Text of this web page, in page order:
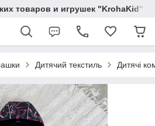
товаров и игрушек "KrohaKid"
Дитячий текстиль Дитячі